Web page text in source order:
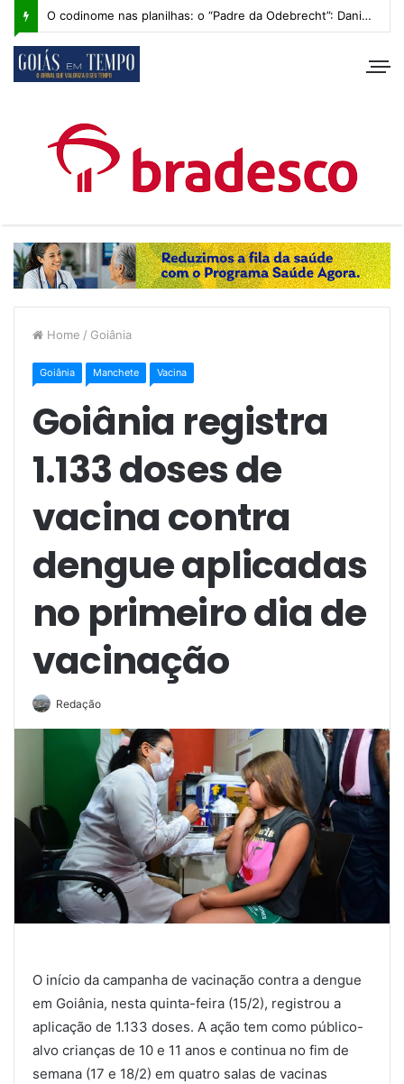
O codinome nas planilhas: o “Padre da Odebrecht”: Daniel Vilela e os bastidores de 2014
Home / Goiânia
Goiânia Manchete Vacina
Goiânia registra
1.133 doses de
vacina contra
dengue aplicadas
no primeiro dia de
vacinação
Redação
O início da campanha de vacinação contra a dengue
em Goiânia, nesta quinta-feira (15/2), registrou a
aplicação de 1.133 doses. A ação tem como público-
alvo crianças de 10 e 11 anos e continua no fim de
semana (17 e 18/2) em quatro salas de vacinas